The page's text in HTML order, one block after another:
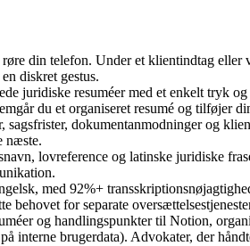
din telefon. Under et klientindtag
diskret gestus.
juridiske resuméer med et enkelt tryk
du et organiseret resumé og tilføjer
dokumentanmodninger og
næste.
lovreference og latinske juridiske
med 92%+
behovet for separate
og handlingspunkter til Notion,
interne brugerdata). Advokater, der